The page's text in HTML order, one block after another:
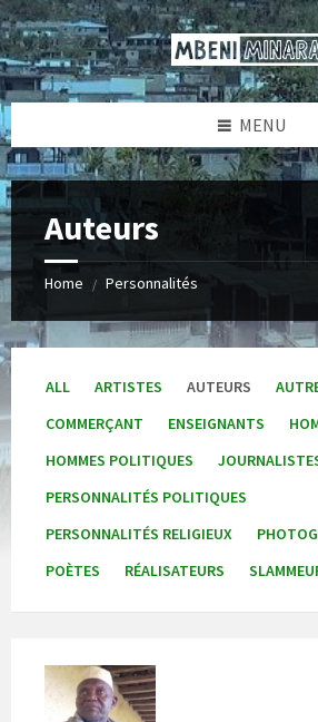
Skip
to
content
Skip
to
left
sidebar
Skip
to
footer
MENU
Auteurs
Home / Personnalités
ALL ARTISTES AUTEURS
COMMERÇANT
ENSEIGNANTS
HOMMES POLITIQUES
PERSONNALITÉS POLITIQUES
PERSONNALITÉS RELIGIEUX
POÈTES
RÉALISATEURS